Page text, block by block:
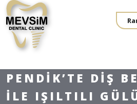
PENDIK’TE DIŞ
ILE IŞILTILI